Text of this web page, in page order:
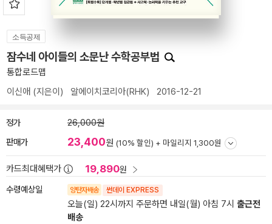
소득공제
잠수네 아이들의 소문난 수학공부법
통합로드맵
이신애 (지은이) 알에이치코리아(RHK) 2016-12-21
정가 26,000원
판매가 23,400원 (10% 할인) + 마일리지 1,300원
카드최대혜택가 19,890원
수령예상일 양탄자배송 썬데이 EXPRESS
오늘(일) 22시까지 주문하면 내일(월) 아침 7시 출근전
배송